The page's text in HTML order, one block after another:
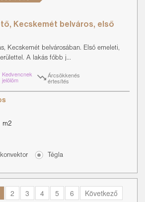
Kecskemét belváros, első
Kecskemét belvárosában. Első emeleti,
A lakás főbb j...
Kedvencnek
jelölöm
Árcsökkenés
értesítés
m2
Tégla
2 3 4 5 6
Következő